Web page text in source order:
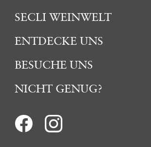
SECLI WEINWELT
ENTDECKE UNS
BESUCHE UNS
NICHT GENUG?